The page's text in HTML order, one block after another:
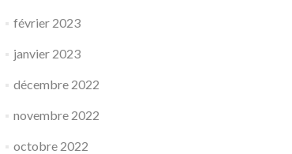
février 2023
janvier 2023
décembre 2022
novembre 2022
octobre 2022